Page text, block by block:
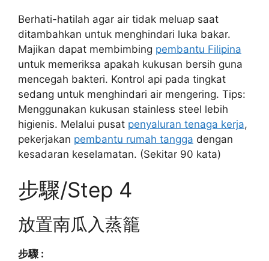
Berhati-hatilah agar air tidak meluap saat
ditambahkan untuk menghindari luka bakar.
Majikan dapat membimbing pembantu Filipina
untuk memeriksa apakah kukusan bersih guna
mencegah bakteri. Kontrol api pada tingkat
sedang untuk menghindari air mengering. Tips:
Menggunakan kukusan stainless steel lebih
higienis. Melalui pusat penyaluran tenaga kerja,
pekerjakan pembantu rumah tangga dengan
kesadaran keselamatan. (Sekitar 90 kata)
步驟/Step 4
放置南瓜入蒸籠
步驟 :